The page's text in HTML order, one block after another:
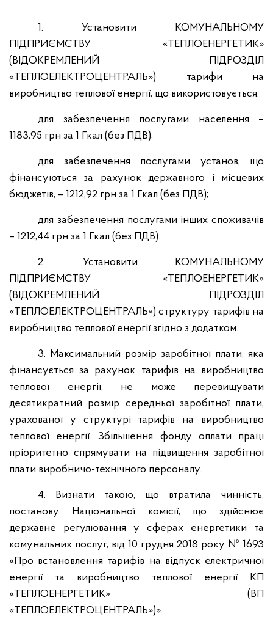
1. Установити КОМУНАЛЬНОМУ
ПІДПРИЄМСТВУ «ТЕПЛОЕНЕРГЕТИК»
(ВІДОКРЕМЛЕНИЙ ПІДРОЗДІЛ
«ТЕПЛОЕЛЕКТРОЦЕНТРАЛЬ») тарифи на
виробництво теплової енергії, що використовується:
для забезпечення послугами населення –
1183,95 грн за 1 Гкал (без ПДВ);
для забезпечення послугами установ, що
фінансуються за рахунок державного і місцевих
бюджетів, – 1212,92 грн за 1 Гкал (без ПДВ);
для забезпечення послугами інших споживачів
– 1212,44 грн за 1 Гкал (без ПДВ).
2. Установити КОМУНАЛЬНОМУ
ПІДПРИЄМСТВУ «ТЕПЛОЕНЕРГЕТИК»
(ВІДОКРЕМЛЕНИЙ ПІДРОЗДІЛ
«ТЕПЛОЕЛЕКТРОЦЕНТРАЛЬ») структуру тарифів на
виробництво теплової енергії згідно з додатком.
3. Максимальний розмір заробітної плати, яка
фінансується за рахунок тарифів на виробництво
теплової енергії, не може перевищувати
десятикратний розмір середньої заробітної плати,
урахованої у структурі тарифів на виробництво
теплової енергії. Збільшення фонду оплати праці
пріоритетно спрямувати на підвищення заробітної
плати виробничо-технічного персоналу.
4. Визнати такою, що втратила чинність,
постанову Національної комісії, що здійснює
державне регулювання у сферах енергетики та
комунальних послуг, від 10 грудня 2018 року № 1693
«Про встановлення тарифів на відпуск електричної
енергії та виробництво теплової енергії КП
«ТЕПЛОЕНЕРГЕТИК» (ВП
«ТЕПЛОЕЛЕКТРОЦЕНТРАЛЬ»)».